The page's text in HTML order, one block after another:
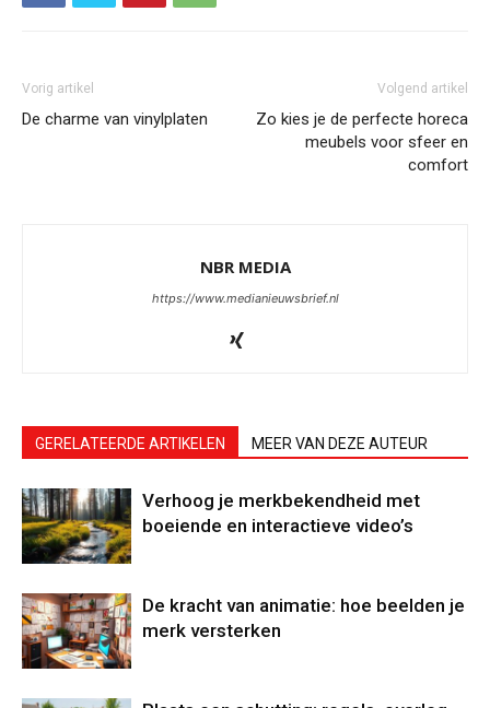
Vorig artikel
De charme van vinylplaten
Volgend artikel
Zo kies je de perfecte horeca
meubels voor sfeer en
comfort
NBR MEDIA
https://www.medianieuwsbrief.nl
GERELATEERDE ARTIKELEN MEER VAN DEZE AUTEUR
Verhoog je merkbekendheid met
boeiende en interactieve video’s
De kracht van animatie: hoe beelden je
merk versterken